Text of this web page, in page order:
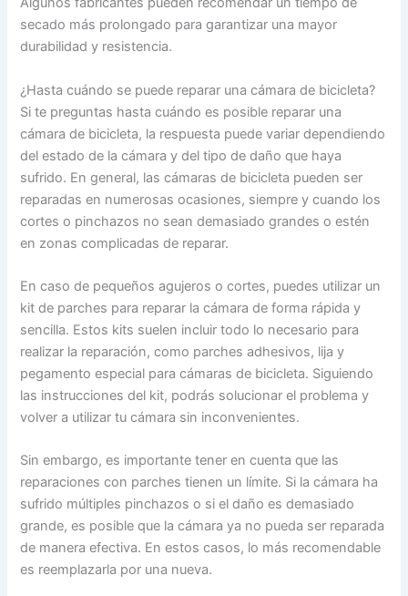
secado más prolongado para garantizar una mayor
durabilidad y resistencia.
¿Hasta cuándo se puede reparar una cámara de bicicleta?
Si te preguntas hasta cuándo es posible reparar una
cámara de bicicleta, la respuesta puede variar dependiendo
del estado de la cámara y del tipo de daño que haya
sufrido. En general, las cámaras de bicicleta pueden ser
reparadas en numerosas ocasiones, siempre y cuando los
cortes o pinchazos no sean demasiado grandes o estén
en zonas complicadas de reparar.
En caso de pequeños agujeros o cortes, puedes utilizar un
kit de parches para reparar la cámara de forma rápida y
sencilla. Estos kits suelen incluir todo lo necesario para
realizar la reparación, como parches adhesivos, lija y
pegamento especial para cámaras de bicicleta. Siguiendo
las instrucciones del kit, podrás solucionar el problema y
volver a utilizar tu cámara sin inconvenientes.
Sin embargo, es importante tener en cuenta que las
reparaciones con parches tienen un límite. Si la cámara ha
sufrido múltiples pinchazos o si el daño es demasiado
grande, es posible que la cámara ya no pueda ser reparada
de manera efectiva. En estos casos, lo más recomendable
es reemplazarla por una nueva.